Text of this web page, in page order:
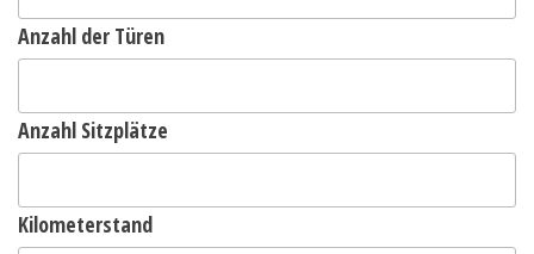
Anzahl der Türen
Anzahl Sitzplätze
Kilometerstand